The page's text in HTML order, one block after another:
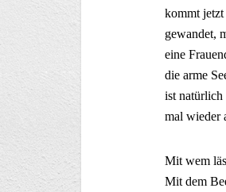
kommt
gewandet,
eine
die arme
ist
mal wieder
Mit wem
Mit dem